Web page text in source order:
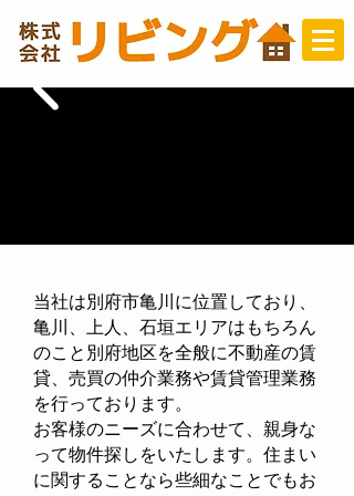
当社は別府市亀川に位置しており、
亀川、上人、石垣エリアはもちろん
のこと別府地区を全般に不動産の賃
貸、売買の仲介業務や賃貸管理業務
を行っております。
お客様のニーズに合わせて、親身な
って物件探しをいたします。住まい
に関することなら些細なことでもお